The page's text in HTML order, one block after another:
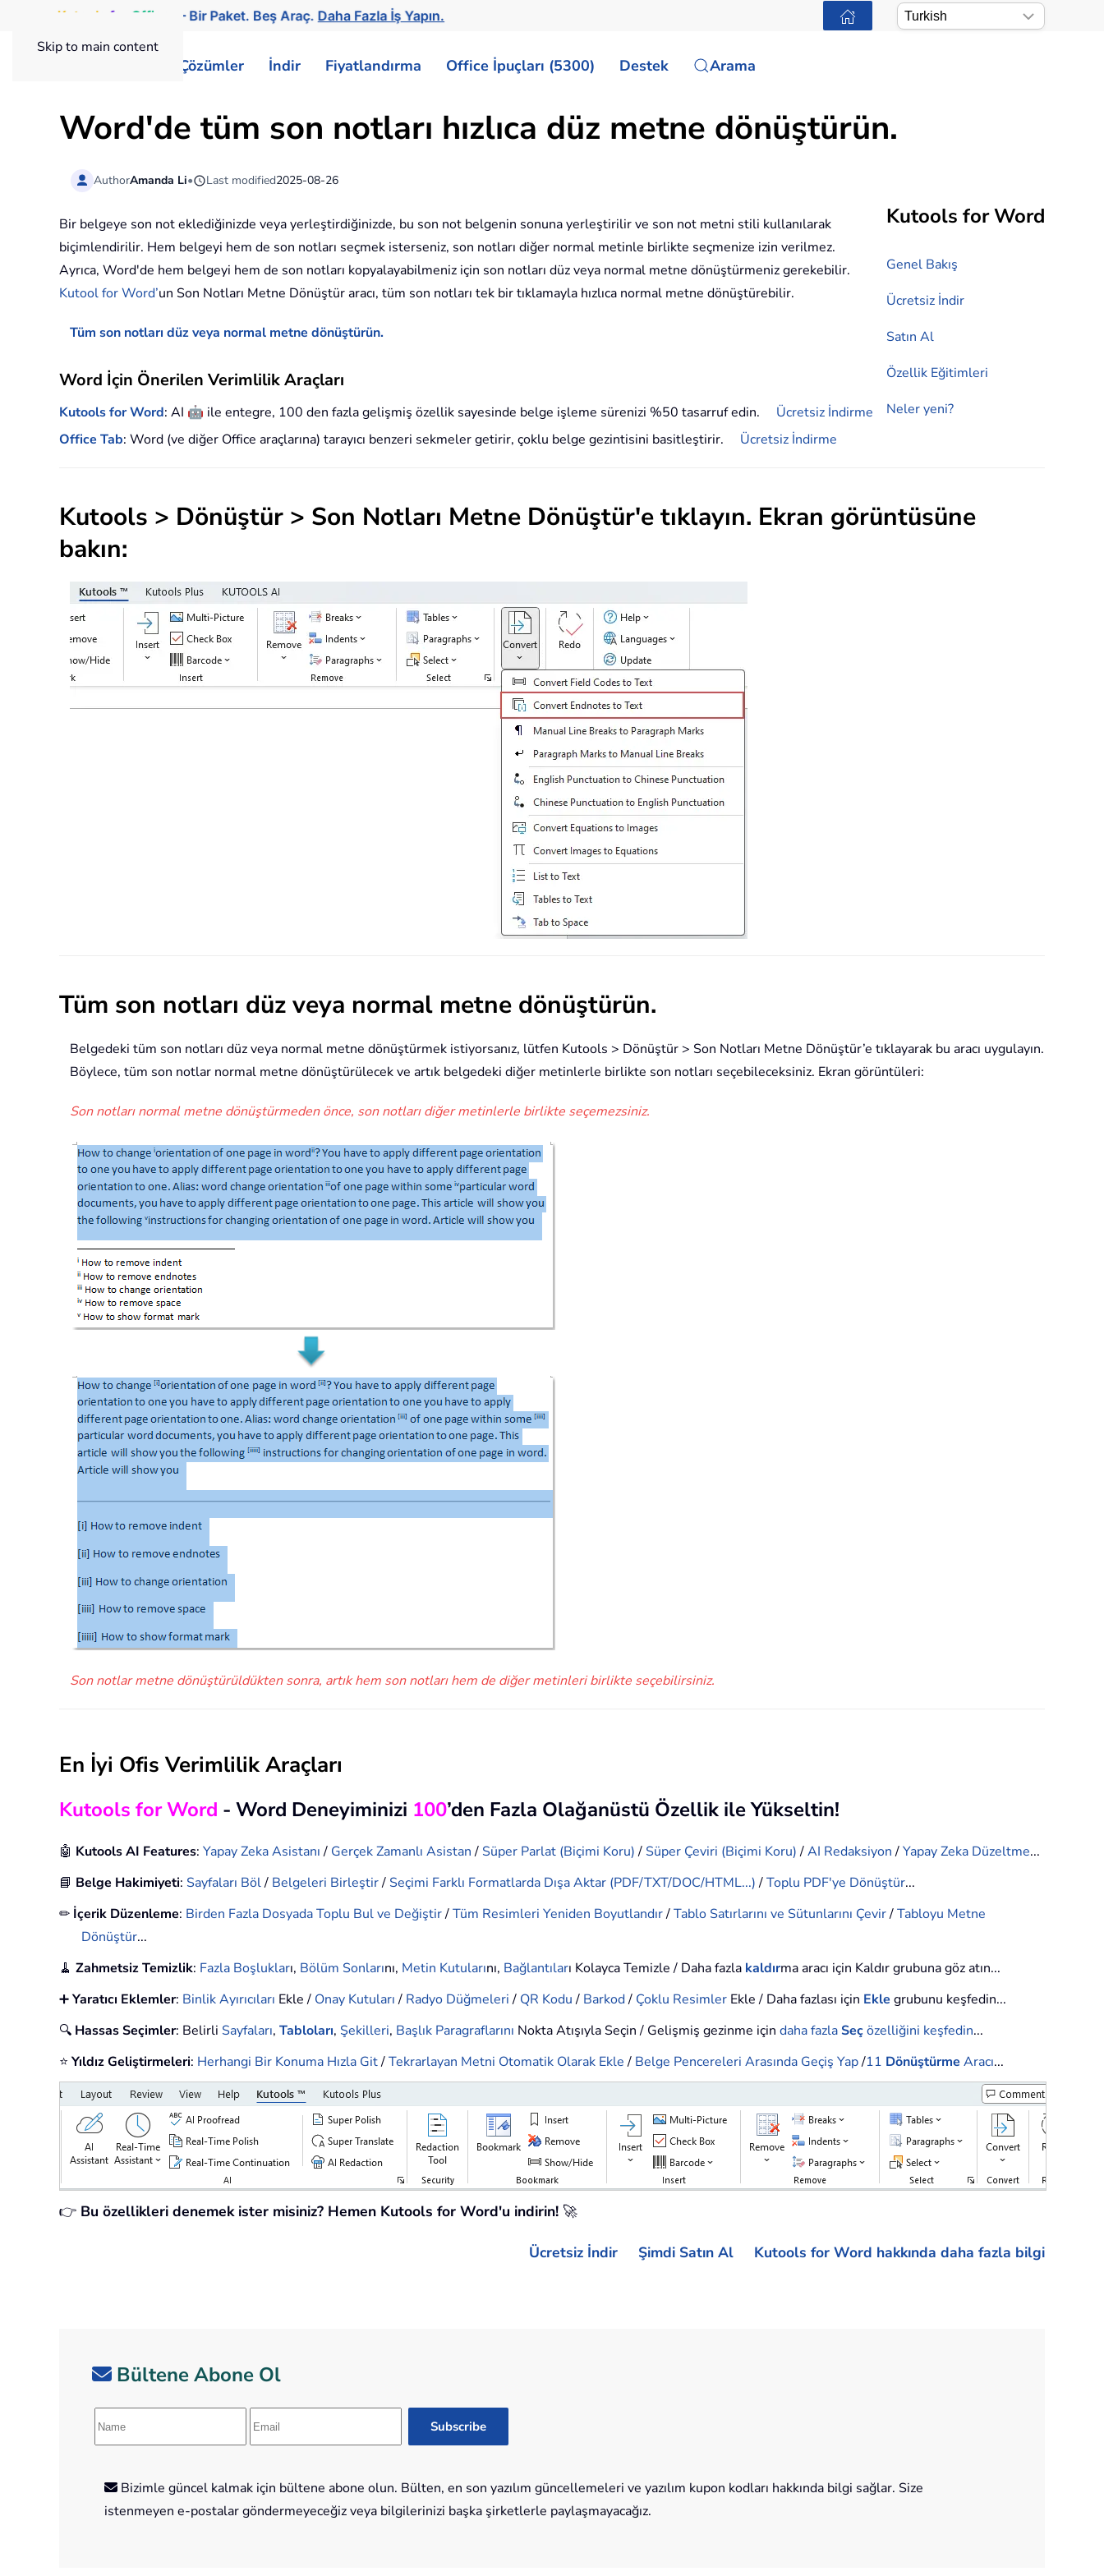
Skip to main content
Kutools for Office — Bir Paket. Beş Araç.Daha Fazla İş Yapın.
Çözümler İndir Fiyatlandırma Office İpuçları (5300) Destek Arama
Word'de tüm son notları hızlıca düz metne dönüştürün.
AuthorAmanda Li• Last modified2025-08-26
Kutools for Word
Genel Bakış
Ücretsiz İndir
Satın Al
Özellik Eğitimleri
Neler yeni?
Bir belgeye son not eklediğinizde veya yerleştirdiğinizde, bu son not belgenin sonuna yerleştirilir ve son not metni stili kullanılarak
biçimlendirilir. Hem belgeyi hem de son notları seçmek isterseniz, son notları diğer normal metinle birlikte seçmenize izin verilmez.
Ayrıca, Word'de hem belgeyi hem de son notları kopyalayabilmeniz için son notları düz veya normal metne dönüştürmeniz gerekebilir.
Kutool for Word’un Son Notları Metne Dönüştür aracı, tüm son notları tek bir tıklamayla hızlıca normal metne dönüştürebilir.
Tüm son notları düz veya normal metne dönüştürün.
Word İçin Önerilen Verimlilik Araçları
Kutools for Word: AI 🤖 ile entegre, 100 den fazla gelişmiş özellik sayesinde belge işleme sürenizi %50 tasarruf edin.
Ücretsiz İndirme
Office Tab: Word (ve diğer Office araçlarına) tarayıcı benzeri sekmeler getirir, çoklu belge gezintisini basitleştirir. Ücretsiz İndirme
Kutools > Dönüştür > Son Notları Metne Dönüştür'e tıklayın. Ekran görüntüsüne
bakın:
Tüm son notları düz veya normal metne dönüştürün.
Belgedeki tüm son notları düz veya normal metne dönüştürmek istiyorsanız, lütfen Kutools > Dönüştür > Son Notları Metne Dönüştür’e tıklayarak bu aracı uygulayın.
Böylece, tüm son notlar normal metne dönüştürülecek ve artık belgedeki diğer metinlerle birlikte son notları seçebileceksiniz. Ekran görüntüleri:
Son notları normal metne dönüştürmeden önce, son notları diğer metinlerle birlikte seçemezsiniz.
Son notlar metne dönüştürüldükten sonra, artık hem son notları hem de diğer metinleri birlikte seçebilirsiniz.
En İyi Ofis Verimlilik Araçları
Kutools for Word - Word Deneyiminizi 100’den Fazla Olağanüstü Özellik ile Yükseltin!
🤖 Kutools AI Features: Yapay Zeka Asistanı/ Gerçek Zamanlı Asistan/ Süper Parlat (Biçimi Koru)/ Süper Çeviri (Biçimi Koru)/AI Redaksiyon/Yapay Zeka Düzeltme...
📘 Belge Hakimiyeti: Sayfaları Böl/ Belgeleri Birleştir/ Seçimi Farklı Formatlarda Dışa Aktar (PDF/TXT/DOC/HTML...)/Toplu PDF'ye Dönüştür...
✏ İçerik Düzenleme: Birden Fazla Dosyada Toplu Bul ve Değiştir/Tüm Resimleri Yeniden Boyutlandır/Tablo Satırlarını ve Sütunlarını Çevir/Tabloyu Metne
Dönüştür...
🧹 Zahmetsiz Temizlik: Fazla Boşlukları, Bölüm Sonlarını, Metin Kutularını, Bağlantıları Kolayca Temizle / Daha fazla kaldırma aracı için Kaldır grubuna göz atın...
➕Yaratıcı Eklemler: Binlik Ayırıcıları Ekle / Onay Kutuları/ Radyo Düğmeleri/ QR Kodu/ Barkod/ Çoklu Resimler Ekle / Daha fazlası için Ekle grubunu keşfedin...
🔍 Hassas Seçimler: Belirli Sayfaları, Tabloları, Şekilleri, Başlık Paragraflarını Nokta Atışıyla Seçin / Gelişmiş gezinme için daha fazlaSeçözelliğini keşfedin...
⭐ Yıldız Geliştirmeleri: Herhangi Bir Konuma Hızla Git/Tekrarlayan Metni Otomatik Olarak Ekle/ Belge Pencereleri Arasında Geçiş Yap/11 Dönüştürme Aracı...
👉 Bu özellikleri denemek ister misiniz? Hemen Kutools for Word'u indirin! 🚀
Ücretsiz İndir Şimdi Satın Al Kutools for Word hakkında daha fazla bilgi
Bültene Abone Ol
Bizimle güncel kalmak için bültene abone olun. Bülten, en son yazılım güncellemeleri ve yazılım kupon kodları hakkında bilgi sağlar. Size
istenmeyen e-postalar göndermeyeceğiz veya bilgilerinizi başka şirketlerle paylaşmayacağız.